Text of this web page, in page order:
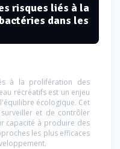
risques liés à la
dans les
à la prolifération des
récréatifs est un enjeu
écologique. Cet
et de contrôler
capacité à produire des
les plus efficaces